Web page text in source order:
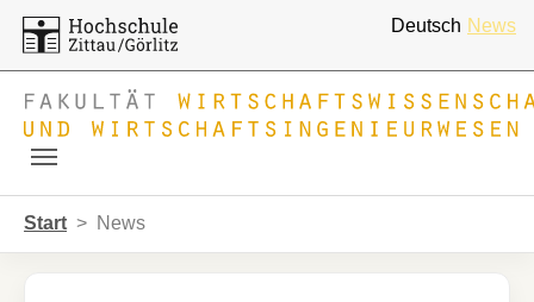
Deutsch News
Start News